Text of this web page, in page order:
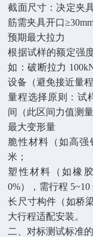
截面尺寸：决定夹
筋需夹具开口
预期最大拉力
根据试样的额定强
如：破断拉力
设备（避免接近量
量程选择原则：试
间（此区间力值测
最大变形量
脆性材料（如高强
米；
塑性材料（如橡
0%），需行程 5~10
长尺寸构件（如桥
大行程适配安装。
二、对标测试标准